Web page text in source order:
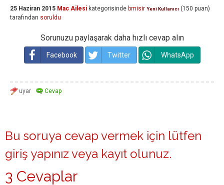
25 Haziran 2015 Mac Ailesi kategorisinde bmisir Yeni Kullanıcı (150 puan)
tarafından soruldu
Sorunuzu paylaşarak daha hızlı cevap alın
Facebook Twitter WhatsApp
Bu soruya cevap vermek için lütfen
giriş yapınız veya kayıt olunuz.
3 Cevaplar